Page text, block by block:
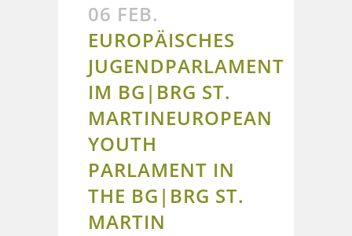
06 FEB.
EUROPÄISCHES
JUGENDPARLAMENT
IM BG|BRG ST.
MARTINEUROPEAN
YOUTH
PARLAMENT IN
THE BG|BRG ST.
MARTIN